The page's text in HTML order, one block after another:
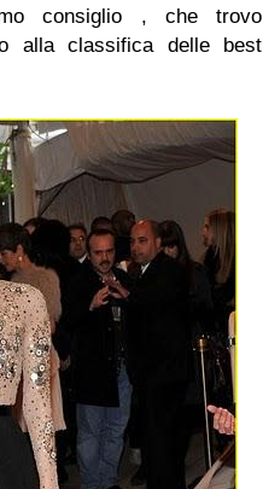
consiglio , che trovo
alla classifica delle best